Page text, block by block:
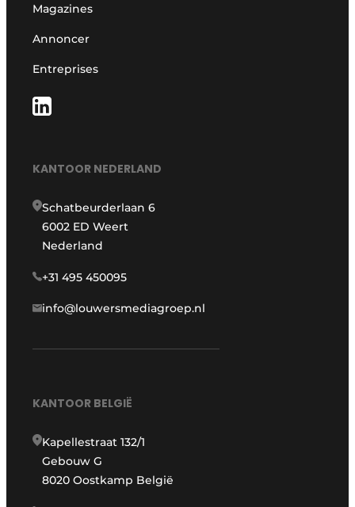
Magazines
Annoncer
Entreprises
KANTOOR NEDERLAND
Schatbeurderlaan 6
6002 ED Weert
Nederland
+31 495 450095
info@louwersmediagroep.nl
KANTOOR BELGIË
Kapellestraat 132/1
Gebouw G
8020 Oostkamp België